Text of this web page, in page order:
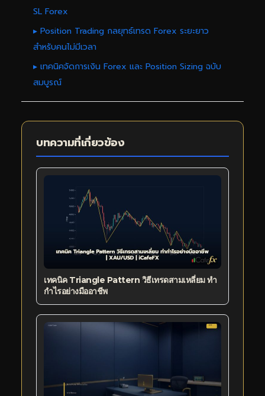
SL Forex
▸ Position Trading กลยุทธ์เทรด Forex ระยะยาว
สำหรับคนไม่มีเวลา
▸ เทคนิคจัดการเงิน Forex และ Position Sizing ฉบับ
สมบูรณ์
บทความที่เกี่ยวข้อง
เทคนิค Triangle Pattern วิธีเทรดสามเหลี่ยม ทำ
กำไรอย่างมืออาชีพ